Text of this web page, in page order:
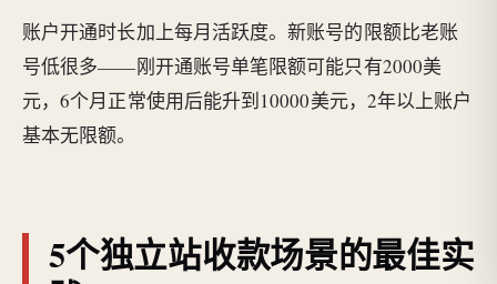
账户开通时长加上每月活跃度。新账号的限额比老账
号低很多——刚开通账号单笔限额可能只有2000美
元，6个月正常使用后能升到10000美元，2年以上账户
基本无限额。
5个独立站收款场景的最佳实